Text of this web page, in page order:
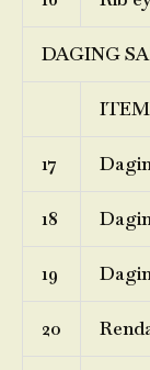
DAGING
17
18
19
20